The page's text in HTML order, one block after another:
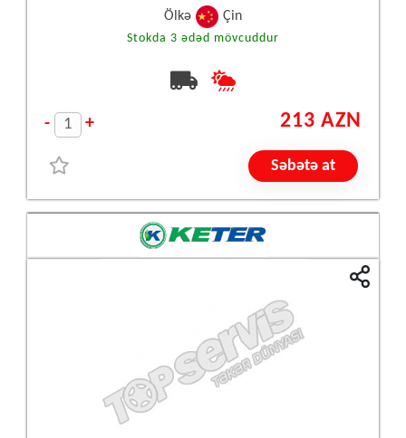
Ölkə Çin
Stokda 3 ədəd mövcuddur
- + 213 AZN
Səbətə at